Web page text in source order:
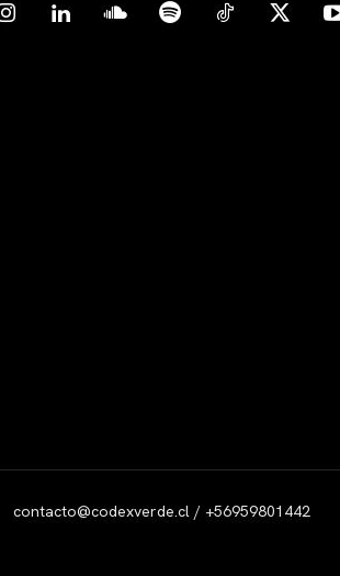
contacto@codexverde.cl / +56959801442